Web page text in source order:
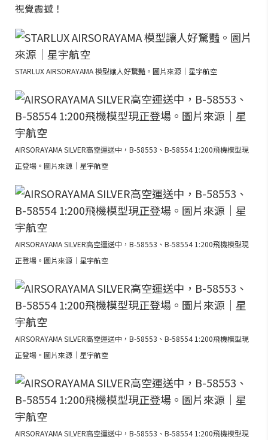
視覺震撼！
STARLUX AIRSORAYAMA 模型讓人好驚豔。圖片來源｜星宇航空
AIRSORAYAMA SILVER高空運送中，B-58553、B-58554 1:200飛機模型現
正登場。圖片來源｜星宇航空
AIRSORAYAMA SILVER高空運送中，B-58553、B-58554 1:200飛機模型現
正登場。圖片來源｜星宇航空
AIRSORAYAMA SILVER高空運送中，B-58553、B-58554 1:200飛機模型現
正登場。圖片來源｜星宇航空
AIRSORAYAMA SILVER高空運送中，B-58553、B-58554 1:200飛機模型現